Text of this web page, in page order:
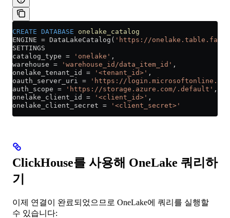
CREATE DATABASE onelake_catalog
ENGINE = DataLakeCatalog( 'https://
SETTINGS
catalog_type = 'onelake' ,
warehouse = 'warehouse_id/data_item_id' ,
onelake_tenant_id = '<tenant_id>' ,
oauth_server_uri = 'https://
auth_scope = 'https://storage.azure.com/.default' ,
onelake_client_id = '<client_id>' ,
onelake_client_secret = '<client_secret>'
ClickHouse를 사용해 OneLake 쿼리하
기
이제 연결이 완료되었으므로 OneLake에 쿼리를 실행할
수 있습니다: